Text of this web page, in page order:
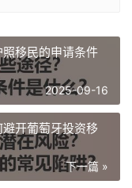
移民的申请条件
2025-09-16
开葡萄牙投资移
下一篇 »